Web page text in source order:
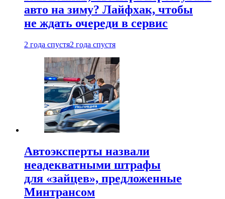
авто на зиму? Лайфхак, чтобы
не ждать очереди в сервис
2 года спустя2 года спустя
Автоэксперты назвали
неадекватными штрафы
для «зайцев», предложенные
Минтрансом